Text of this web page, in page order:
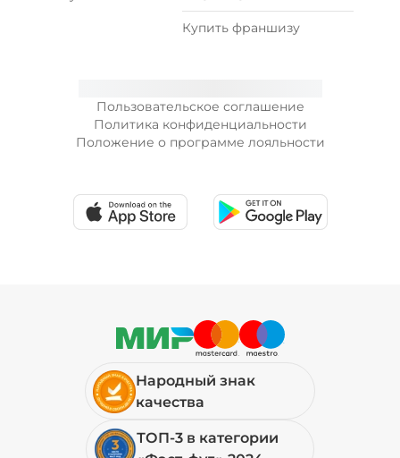
Пользовательское соглашение
Политика конфиденциальности
Положение о программе лояльности
Купить франшизу
Народный знак
качества
ТОП-3 в категории